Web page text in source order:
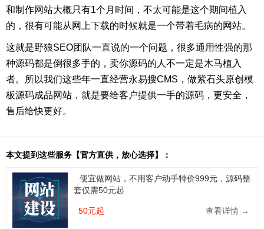
和制作网站大概只有1个月时间，不太可能是这个期间植入
的，很有可能从网上下载的时候就是一个带着毛病的网站。
这就是野狼SEO团队一直说的一个问题，很多通用性强的那
种源码都是倒很多手的，卖你源码的人不一定是木马植入
者。所以我们这些年一直经营永易搜CMS，做紫石头原创模
板源码成品网站，就是要给客户提供一手的源码，更安全，
售后给快更好。
本文提到这些服务【官方直供，放心选择】：
便宜做网站，不用客户动手特价999元，源码整
套仅需50元起
50元起 查看详情 →